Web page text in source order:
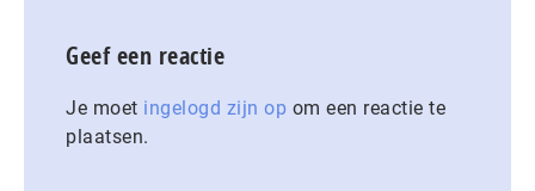
Geef een reactie
Je moet ingelogd zijn op om een reactie te
plaatsen.